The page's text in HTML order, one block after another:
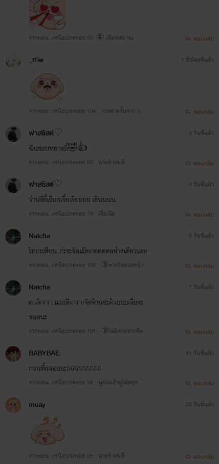
จากตอน: เหนือปกครอง 50 :🔞 เลื่อนสถานะ ตอบกลับ
_ffiw
จากตอน: เหนือปกครอง 104 : การคาดคั้นจาก 3 หนุ่
1 ชั่วโมงที่แล้ว
ตอบกลับ
ฟาสซิสต์​♡
ฉันชอบหยางอี้🤣👍
จากตอน: เหนือปกครอง 85 : นางฟ้าคนดี
4 วันที่แล้ว
ตอบกลับ
ฟาสซิสต์​♡
ว่ายตี่ตี้เรียกเจี๋ยเจียยยย เขินนนน
จากตอน: เหนือปกครอง 79 : เจี่ยเจีย
4 วันที่แล้ว
ตอบกลับ
Natcha
ไท่ก่ะเทียน..ก่ะจะจัลเมียกดดดดอย่างเดียวเลย
จากตอน: เหนือปกครอง 102 : 🔞รางวัลล่วงหน้า
5 วันที่แล้ว
ตอบกลับ
Natcha
ด.เด้กกก..แรงดีมากกจัดจ้านซ่ะด้วยยยเจียจะ
รอดนะ
จากตอน: เหนือปกครอง 101 : 🔞ไม่ผิดไปจากที่ตกล
7 วันที่แล้ว
ตอบกลับ
BABYBAE.
กวนทั้งสองอะ566555555
จากตอน: เหนือปกครอง 39 : พูดไม่เข้าหูไม่หยุด
11 วันที่แล้ว
ตอบกลับ
muay
จากตอน: เหนือปกครอง 85 : นางฟ้าคนดี
20 วันที่แล้ว
ตอบกลับ